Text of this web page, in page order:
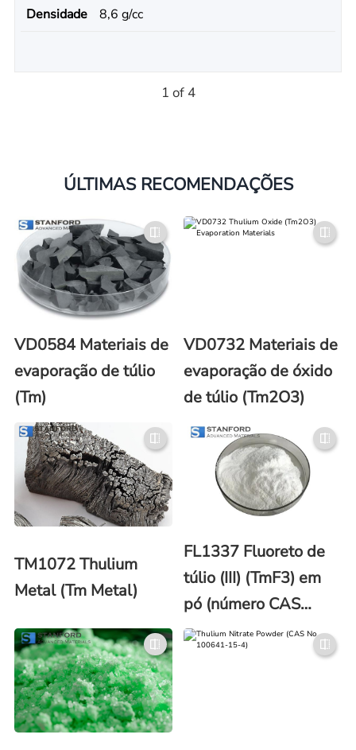
Densidade 8,6 g/cc
1 of 4
ÚLTIMAS RECOMENDAÇÕES
VD0584 Materiais de
evaporação de túlio
(Tm)
VD0732 Materiais de
evaporação de óxido
de túlio (Tm2O3)
TM1072 Thulium
Metal (Tm Metal)
FL1337 Fluoreto de
túlio (III) (TmF3) em
pó (número CAS
13760-79-7)